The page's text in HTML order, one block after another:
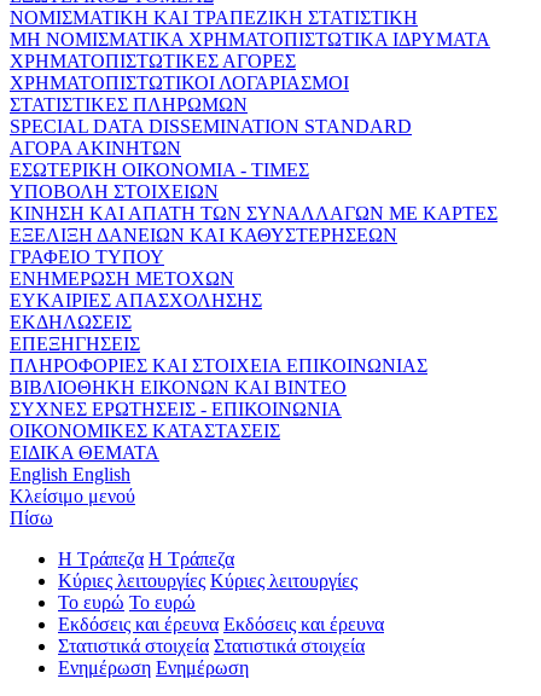
ΝΟΜΙΣΜΑΤΙΚΗ ΚΑΙ ΤΡΑΠΕΖΙΚΗ ΣΤΑΤΙΣΤΙΚΗ
ΜΗ ΝΟΜΙΣΜΑΤΙΚΑ ΧΡΗΜΑΤΟΠΙΣΤΩΤΙΚΑ ΙΔΡΥΜΑΤΑ
ΧΡΗΜΑΤΟΠΙΣΤΩΤΙΚΕΣ ΑΓΟΡΕΣ
ΧΡΗΜΑΤΟΠΙΣΤΩΤΙΚΟΙ ΛΟΓΑΡΙΑΣΜΟΙ
ΣΤΑΤΙΣΤΙΚΕΣ ΠΛΗΡΩΜΩΝ
SPECIAL DATA DISSEMINATION STANDARD
ΑΓΟΡΑ ΑΚΙΝΗΤΩΝ
ΕΣΩΤΕΡΙΚΗ ΟΙΚΟΝΟΜΙΑ - ΤΙΜΕΣ
ΥΠΟΒΟΛΗ ΣΤΟΙΧΕΙΩΝ
ΚΙΝΗΣΗ ΚΑΙ ΑΠΑΤΗ ΤΩΝ ΣΥΝΑΛΛΑΓΩΝ ΜΕ ΚΑΡΤΕΣ
ΕΞΕΛΙΞΗ ΔΑΝΕΙΩΝ ΚΑΙ ΚΑΘΥΣΤΕΡΗΣΕΩΝ
ΓΡΑΦΕΙΟ ΤΥΠΟΥ
ΕΝΗΜΕΡΩΣΗ ΜΕΤΟΧΩΝ
ΕΥΚΑΙΡΙΕΣ ΑΠΑΣΧΟΛΗΣΗΣ
ΕΚΔΗΛΩΣΕΙΣ
ΕΠΕΞΗΓΗΣΕΙΣ
ΠΛΗΡΟΦΟΡΙΕΣ ΚΑΙ ΣΤΟΙΧΕΙΑ ΕΠΙΚΟΙΝΩΝΙΑΣ
ΒΙΒΛΙΟΘΗΚΗ ΕΙΚΟΝΩΝ ΚΑΙ ΒΙΝΤΕΟ
ΣΥΧΝΕΣ ΕΡΩΤΗΣΕΙΣ - ΕΠΙΚΟΙΝΩΝΙΑ
ΟΙΚΟΝΟΜΙΚΕΣ ΚΑΤΑΣΤΑΣΕΙΣ
ΕΙΔΙΚΑ ΘΕΜΑΤΑ
English English
Κλείσιμο μενού
Πίσω
Η Τράπεζα Η Τράπεζα
Κύριες λειτουργίες Κύριες λειτουργίες
Το ευρώ Το ευρώ
Εκδόσεις και έρευνα Εκδόσεις και έρευνα
Στατιστικά στοιχεία Στατιστικά στοιχεία
Ενημέρωση Ενημέρωση